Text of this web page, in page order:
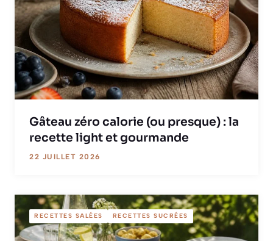
Gâteau zéro calorie (ou presque) : la
recette light et gourmande
22 JUILLET 2026
RECETTES SALÉES RECETTES SUCRÉES